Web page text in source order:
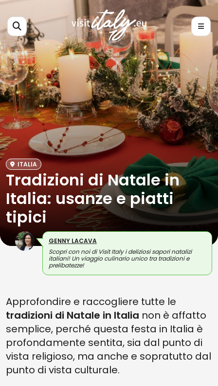
ITALIA
Tradizioni di Natale in
Italia: usanze e piatti
tipici
GENNY LACAVA
Scopri con noi di Visit Italy i deliziosi sapori natalizi
italiani! Un viaggio culinario unico tra tradizioni e
prelibatezze!
Approfondire e raccogliere tutte le
tradizioni di Natale in Italia non è affatto
semplice, perché questa festa in Italia è
profondamente sentita, sia dal punto di
vista religioso, ma anche e sopratutto dal
punto di vista culturale.